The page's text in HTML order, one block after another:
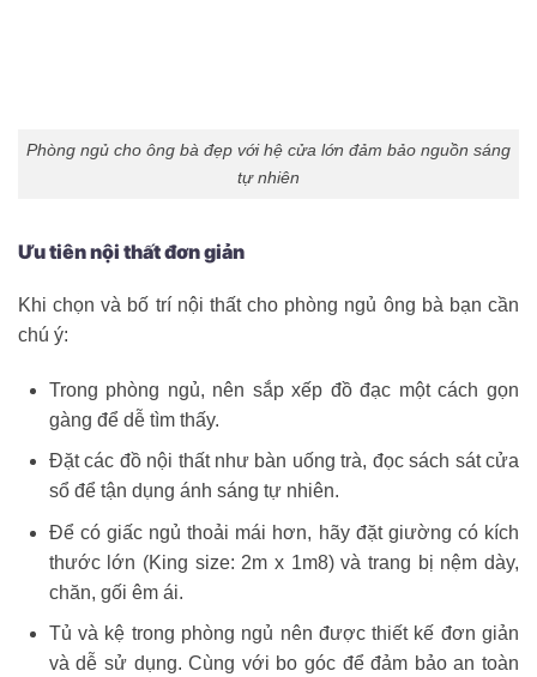
Phòng ngủ cho ông bà đẹp với hệ cửa lớn đảm bảo nguồn sáng
tự nhiên
Ưu tiên nội thất đơn giản
Khi chọn và bố trí nội thất cho phòng ngủ ông bà bạn cần
chú ý:
Trong phòng ngủ, nên sắp xếp đồ đạc một cách gọn
gàng để dễ tìm thấy.
Đặt các đồ nội thất như bàn uống trà, đọc sách sát cửa
sổ để tận dụng ánh sáng tự nhiên.
Để có giấc ngủ thoải mái hơn, hãy đặt giường có kích
thước lớn (King size: 2m x 1m8) và trang bị nệm dày,
chăn, gối êm ái.
Tủ và kệ trong phòng ngủ nên được thiết kế đơn giản
và dễ sử dụng. Cùng với bo góc để đảm bảo an toàn